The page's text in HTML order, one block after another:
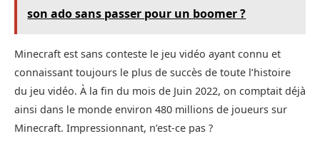
son ado sans passer pour un boomer ?
Minecraft est sans conteste le jeu vidéo ayant connu et
connaissant toujours le plus de succès de toute l’histoire
du jeu vidéo. À la fin du mois de Juin 2022, on comptait déjà
ainsi dans le monde environ 480 millions de joueurs sur
Minecraft. Impressionnant, n’est-ce pas ?